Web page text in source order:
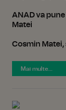
ANAD va
Matei
Cosmin Matei,
Mai multe...